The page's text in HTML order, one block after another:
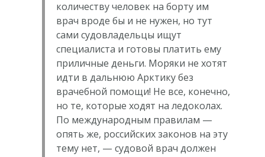
количеству человек на борту им
врач вроде бы и не нужен, но тут
сами судовладельцы ищут
специалиста и готовы платить ему
приличные деньги. Моряки не хотят
идти в дальнюю Арктику без
врачебной помощи! Не все, конечно,
но те, которые ходят на ледоколах.
По международным правилам —
опять же, российских законов на эту
тему нет, — судовой врач должен